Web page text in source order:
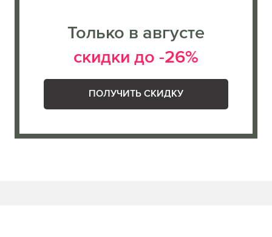
Только в августе
скидки до -26%
ПОЛУЧИТЬ СКИДКУ